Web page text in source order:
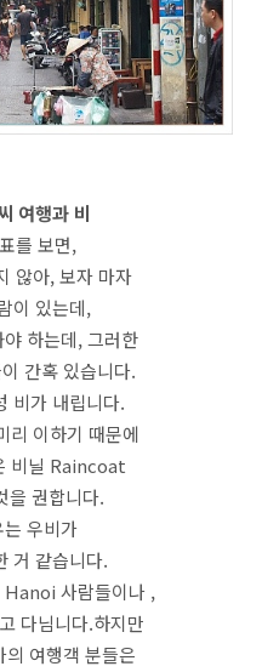
여행과 비
를 보면,
않아, 보자 마자
이 있는데,
하는데, 그러한
간혹 있습니다.
비가 내립니다.
리 이하기 때문에
비닐 Raincoat
을 권합니다.
우비가
거 같습니다.
Hanoi 사람들이나 ,
다님니다.하지만
의 여행객 분들은